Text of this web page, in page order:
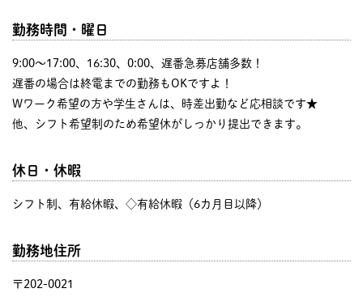
勤務時間・曜日
9:00〜17:00、16:30、0:00、遅番急募店舗多数！
遅番の場合は終電までの勤務もOKですよ！
Wワーク希望の方や学生さんは、時差出勤など応相談です★
他、シフト希望制のため希望休がしっかり提出できます。
休日・休暇
シフト制、有給休暇、◇有給休暇（6カ月目以降）
勤務地住所
〒202-0021